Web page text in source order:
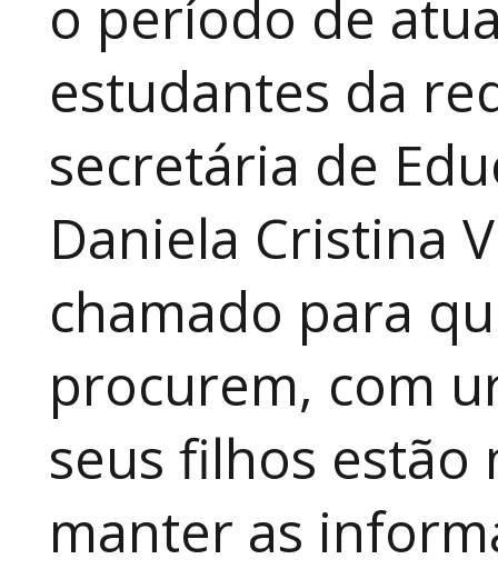
o período de
estudantes da
secretária de
Daniela Cristina
chamado para
procurem, com
seus filhos
manter as